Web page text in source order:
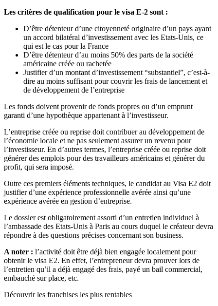
Les critères de qualification pour le visa E-2 sont :
D’être détenteur d’une citoyenneté originaire d’un pays ayant
un accord bilatéral d’investissement avec les Etats-Unis, ce
qui est le cas pour la France
D’être détenteur d’au moins 50% des parts de la société
américaine créée ou rachetée
Justifier d’un montant d’investissement “substantiel”, c’est-à-
dire au moins suffisant pour couvrir les frais de lancement et
de développement de l’entreprise
Les fonds doivent provenir de fonds propres ou d’un emprunt
garanti d’une hypothèque appartenant à l’investisseur.
L’entreprise créée ou reprise doit contribuer au développement de
l’économie locale et ne pas seulement assurer un revenu pour
l’investisseur. En d’autres termes, l’entreprise créée ou reprise doit
générer des emplois pour des travailleurs américains et générer du
profit, qui sera imposé.
Outre ces premiers éléments techniques, le candidat au Visa E2 doit
justifier d’une expérience professionnelle avérée ainsi qu’une
expérience avérée en gestion d’entreprise.
Le dossier est obligatoirement assorti d’un entretien individuel à
l’ambassade des Etats-Unis à Paris au cours duquel le créateur devra
répondre à des questions précises concernant son business.
A noter : l’activité doit être déjà bien engagée localement pour
obtenir le visa E2. En effet, l’entrepreneur devra prouver lors de
l’entretien qu’il a déjà engagé des frais, payé un bail commercial,
embauché sur place, etc.
Découvrir les franchises les plus rentables